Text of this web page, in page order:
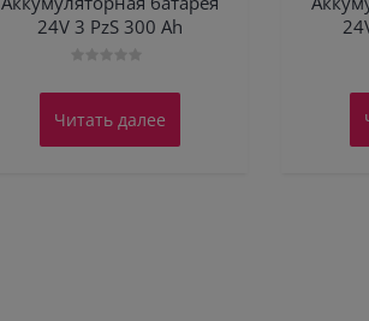
24V 3 PzS 300 Ah
0
5
Читать далее